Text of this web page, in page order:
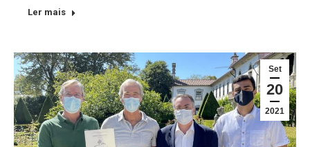
Ler mais
Set
20
2021